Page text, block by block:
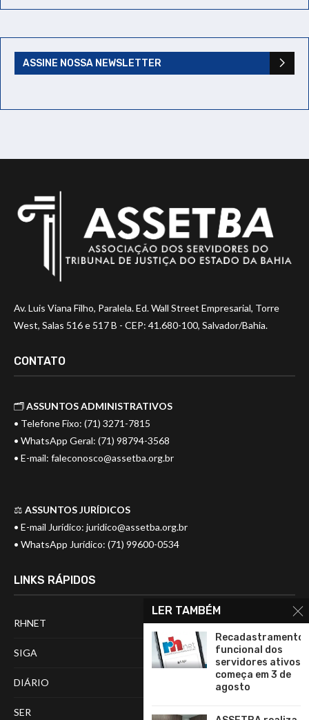
ASSINE NOSSA NEWSLETTER
Av. Luis Viana Filho, Paralela. Ed. Wall Street Empresarial, Torre
West, Salas 516 e 517 B - CEP: 41.680-100, Salvador/Bahia.
CONTATO
🗂️ASSUNTOS ADMINISTRATIVOS
• Telefone Fixo: (71) 3271-7815
• WhatsApp Geral: (71) 98794-3568
• E-mail: faleconosco@assetba.org.br
⚖️ ASSUNTOS JURÍDICOS
• E-mail Jurídico: juridico@assetba.org.br
• WhatsApp Jurídico: (71) 99600-0534
LINKS RÁPIDOS
RHNET
SIGA
DIÁRIO
SER
LER TAMBÉM
Recadastramento
funcional dos
servidores ativos
começa em 3 de
agosto